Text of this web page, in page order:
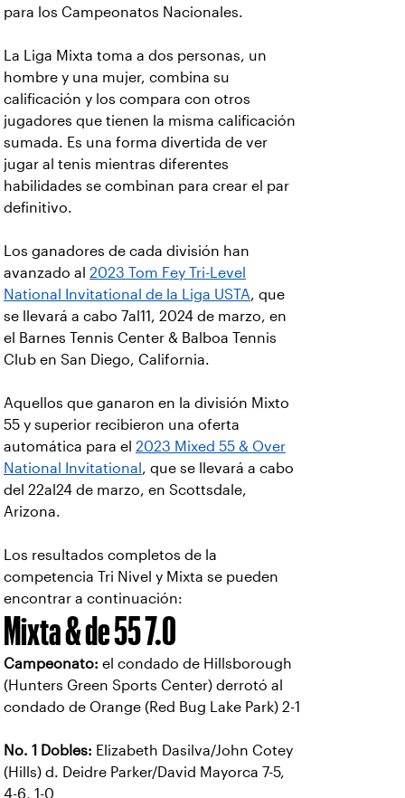
para los Campeonatos Nacionales.
La Liga Mixta toma a dos personas, un
hombre y una mujer, combina su
calificación y los compara con otros
jugadores que tienen la misma calificación
sumada. Es una forma divertida de ver
jugar al tenis mientras diferentes
habilidades se combinan para crear el par
definitivo.
Los ganadores de cada división han
avanzado al 2023 Tom Fey Tri-Level
National Invitational de la Liga USTA, que
se llevará a cabo 7al11, 2024 de marzo, en
el Barnes Tennis Center & Balboa Tennis
Club en San Diego, California.
Aquellos que ganaron en la división Mixto
55 y superior recibieron una oferta
automática para el 2023 Mixed 55 & Over
National Invitational , que se llevará a cabo
del 22al24 de marzo, en Scottsdale,
Arizona.
Los resultados completos de la
competencia Tri Nivel y Mixta se pueden
encontrar a continuación:
Mixta & de 55 7.0
Campeonato: el condado de Hillsborough
(Hunters Green Sports Center) derrotó al
condado de Orange (Red Bug Lake Park) 2-1
No. 1 Dobles: Elizabeth Dasilva/John Cotey
(Hills) d. Deidre Parker/David Mayorca 7-5,
4-6, 1-0